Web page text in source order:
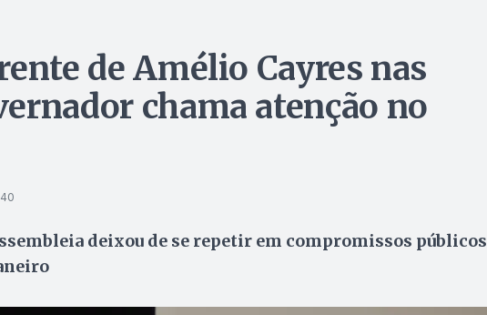
de Amélio Cayres nas
chama atenção no
deixou de se repetir em compromissos públicos